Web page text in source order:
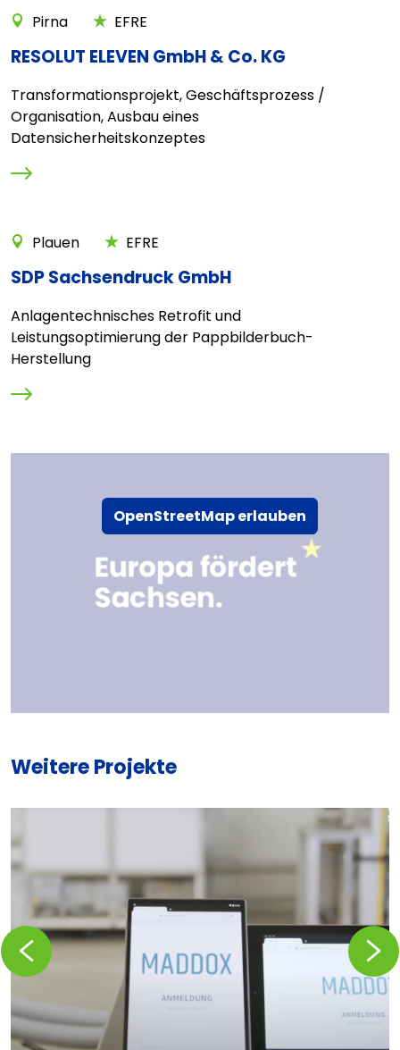
Pirna EFRE
RESOLUT ELEVEN GmbH & Co. KG
Transformationsprojekt, Geschäftsprozess /
Organisation, Ausbau eines
Datensicherheitskonzeptes
Plauen EFRE
SDP Sachsendruck GmbH
Anlagentechnisches Retrofit und
Leistungsoptimierung der Pappbilderbuch-
Herstellung
OpenStreetMap erlauben
Weitere Projekte
Zurückblättern